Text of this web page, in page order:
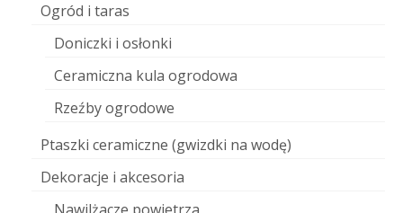
Ogród i taras
Doniczki i osłonki
Ceramiczna kula ogrodowa
Rzeźby ogrodowe
Ptaszki ceramiczne (gwizdki na wodę)
Dekoracje i akcesoria